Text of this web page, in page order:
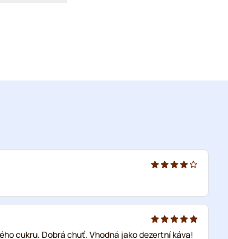
cukru. Dobrá chuť. Vhodná jako dezertní káva!